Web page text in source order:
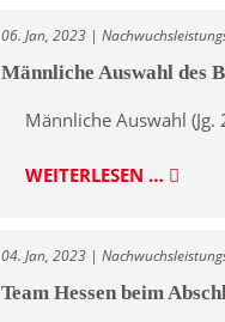
06. Jan, 2023 |
Männliche Auswahl des
Männliche Auswahl
WEITERLESEN …
04. Jan, 2023 |
Team Hessen beim